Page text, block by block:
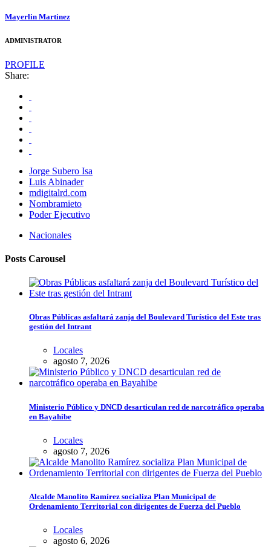
Mayerlin Martinez
ADMINISTRATOR
PROFILE
Share:
Jorge Subero Isa
Luis Abinader
mdigitalrd.com
Nombramieto
Poder Ejecutivo
Nacionales
Posts Carousel
Obras Públicas asfaltará zanja del Boulevard Turístico del Este tras
gestión del Intrant
Locales
agosto 7, 2026
Ministerio Público y DNCD desarticulan red de narcotráfico operaba
en Bayahibe
Locales
agosto 7, 2026
Alcalde Manolito Ramírez socializa Plan Municipal de
Ordenamiento Territorial con dirigentes de Fuerza del Pueblo
Locales
agosto 6, 2026